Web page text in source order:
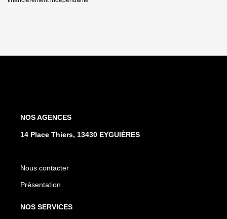
NOS AGENCES
14 Place Thiers, 13430 EYGUIÈRES
Nous contacter
Présentation
NOS SERVICES